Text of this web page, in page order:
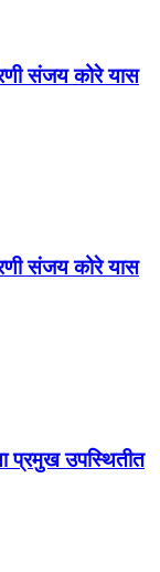
संजय कोरे यास
संजय कोरे यास
प्रमुख उपस्थितीत